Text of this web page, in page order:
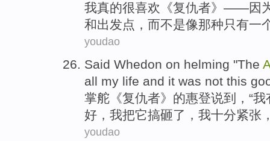
我真的很喜欢 《复仇者》——因
和出发点 ，而不是像那种只有一
youdao
Said Whedon on helming "The
all my life and it was not this
掌舵 《复仇者》的惠登说到，“我
好，我把它搞砸了，我十分紧张
youdao